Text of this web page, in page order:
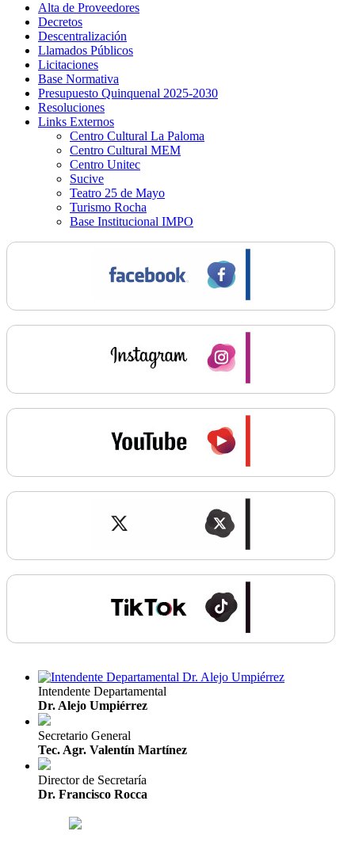
Alta de Proveedores
Decretos
Descentralización
Llamados Públicos
Licitaciones
Base Normativa
Presupuesto Quinquenal 2025-2030
Resoluciones
Links Externos
Centro Cultural La Paloma
Centro Cultural MEM
Centro Unitec
Sucive
Teatro 25 de Mayo
Turismo Rocha
Base Institucional IMPO
Intendente Departamental
Dr. Alejo Umpiérrez
Secretario General
Tec. Agr. Valentín Martínez
Director de Secretaría
Dr. Francisco Rocca